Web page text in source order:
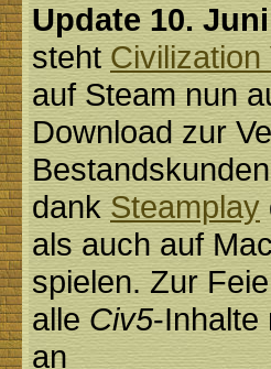
Update 10.
stehtCivilization
auf Steam nun
Download zur
dankSteamplay
als auch auf
spielen. Zur
alleCiv5-
an